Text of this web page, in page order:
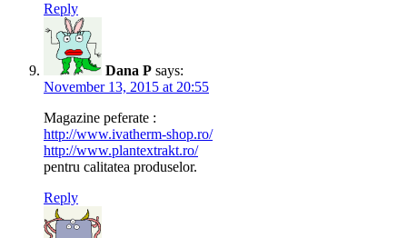
Reply
Dana P says:
November 13, 2015 at 20:55
Magazine peferate :
http://www.ivatherm-shop.ro/
http://www.plantextrakt.ro/
pentru calitatea produselor.
Reply